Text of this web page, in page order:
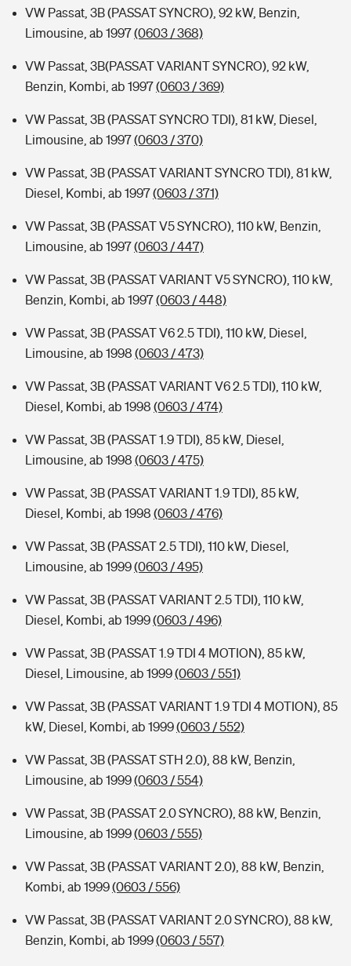
VW Passat, 3B (PASSAT SYNCRO), 92 kW, Benzin,
Limousine, ab 1997(0603 / 368)
VW Passat, 3B(PASSAT VARIANT SYNCRO), 92 kW,
Benzin, Kombi, ab 1997(0603 / 369)
VW Passat, 3B (PASSAT SYNCRO TDI), 81 kW, Diesel,
Limousine, ab 1997(0603 / 370)
VW Passat, 3B (PASSAT VARIANT SYNCRO TDI), 81 kW,
Diesel, Kombi, ab 1997(0603 / 371)
VW Passat, 3B (PASSAT V5 SYNCRO), 110 kW, Benzin,
Limousine, ab 1997(0603 / 447)
VW Passat, 3B (PASSAT VARIANT V5 SYNCRO), 110 kW,
Benzin, Kombi, ab 1997(0603 / 448)
VW Passat, 3B (PASSAT V6 2.5 TDI), 110 kW, Diesel,
Limousine, ab 1998 (0603 / 473)
VW Passat, 3B (PASSAT VARIANT V6 2.5 TDI), 110 kW,
Diesel, Kombi, ab 1998 (0603 / 474)
VW Passat, 3B (PASSAT 1.9 TDI), 85 kW, Diesel,
Limousine, ab 1998 (0603 / 475)
VW Passat, 3B (PASSAT VARIANT 1.9 TDI), 85 kW,
Diesel, Kombi, ab 1998 (0603 / 476)
VW Passat, 3B (PASSAT 2.5 TDI), 110 kW, Diesel,
Limousine, ab 1999(0603 / 495)
VW Passat, 3B (PASSAT VARIANT 2.5 TDI), 110 kW,
Diesel, Kombi, ab 1999(0603 / 496)
VW Passat, 3B (PASSAT 1.9 TDI 4 MOTION), 85 kW,
Diesel, Limousine, ab 1999(0603 / 551)
VW Passat, 3B (PASSAT VARIANT 1.9 TDI 4 MOTION), 85
kW, Diesel, Kombi, ab 1999(0603 / 552)
VW Passat, 3B (PASSAT STH 2.0), 88 kW, Benzin,
Limousine, ab 1999(0603 / 554)
VW Passat, 3B (PASSAT 2.0 SYNCRO), 88 kW, Benzin,
Limousine, ab 1999(0603 / 555)
VW Passat, 3B (PASSAT VARIANT 2.0), 88 kW, Benzin,
Kombi, ab 1999(0603 / 556)
VW Passat, 3B (PASSAT VARIANT 2.0 SYNCRO), 88 kW,
Benzin, Kombi, ab 1999(0603 / 557)